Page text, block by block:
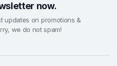
now.
updates on promotions &
we do not spam!